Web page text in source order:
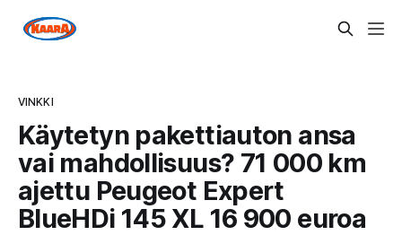
VINKKI
Käytetyn pakettiauton ansa
vai mahdollisuus? 71 000 km
ajettu Peugeot Expert
BlueHDi 145 XL 16 900 euroa